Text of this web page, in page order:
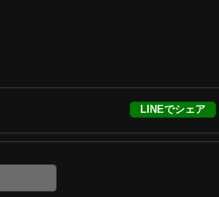
LINEでシェア